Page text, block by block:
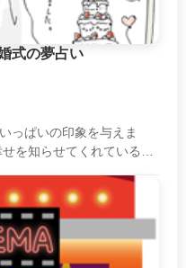
式の夢占い
っぱいの印象を与えま